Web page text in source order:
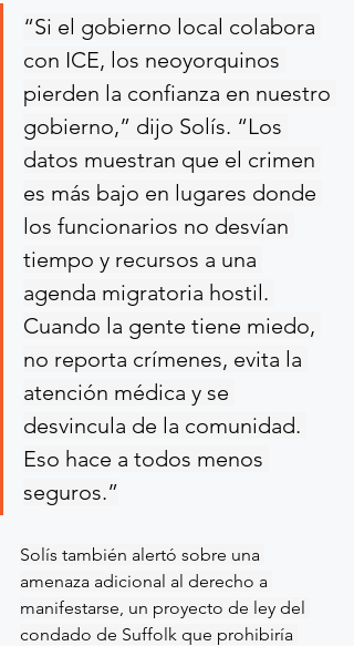
“Si el gobierno local colabora
con ICE, los neoyorquinos
pierden la confianza en nuestro
gobierno,” dijo Solís. “Los
datos muestran que el crimen
es más bajo en lugares donde
los funcionarios no desvían
tiempo y recursos a una
agenda migratoria hostil.
Cuando la gente tiene miedo,
no reporta crímenes, evita la
atención médica y se
desvincula de la comunidad.
Eso hace a todos menos
seguros.”
Solís también alertó sobre una
amenaza adicional al derecho a
manifestarse, un proyecto de ley del
condado de Suffolk que prohibiría